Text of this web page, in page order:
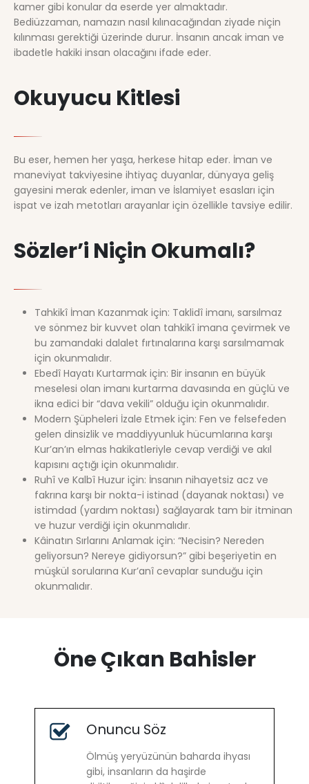
kamer gibi konular da eserde yer almaktadır.
Bediüzzaman, namazın nasıl kılınacağından ziyade niçin
kılınması gerektiği üzerinde durur. İnsanın ancak iman ve
ibadetle hakiki insan olacağını ifade eder.
Okuyucu Kitlesi
Bu eser, hemen her yaşa, herkese hitap eder. İman ve
maneviyat takviyesine ihtiyaç duyanlar, dünyaya geliş
gayesini merak edenler, iman ve İslamiyet esasları için
ispat ve izah metotları arayanlar için özellikle tavsiye edilir.
Sözler’i Niçin Okumalı?
Tahkikî İman Kazanmak için: Taklidî imanı, sarsılmaz
ve sönmez bir kuvvet olan tahkikî imana çevirmek ve
bu zamandaki dalalet fırtınalarına karşı sarsılmamak
için okunmalıdır.
Ebedî Hayatı Kurtarmak için: Bir insanın en büyük
meselesi olan imanı kurtarma davasında en güçlü ve
ikna edici bir “dava vekili” olduğu için okunmalıdır.
Modern Şüpheleri İzale Etmek için: Fen ve felsefeden
gelen dinsizlik ve maddiyyunluk hücumlarına karşı
Kur’an’ın elmas hakikatleriyle cevap verdiği ve akıl
kapısını açtığı için okunmalıdır.
Ruhî ve Kalbî Huzur için: İnsanın nihayetsiz acz ve
fakrına karşı bir nokta-i istinad (dayanak noktası) ve
istimdad (yardım noktası) sağlayarak tam bir itminan
ve huzur verdiği için okunmalıdır.
Kâinatın Sırlarını Anlamak için: “Necisin? Nereden
geliyorsun? Nereye gidiyorsun?” gibi beşeriyetin en
müşkül sorularına Kur’anî cevaplar sunduğu için
okunmalıdır.
Öne Çıkan Bahisler
Onuncu Söz
Ölmüş yeryüzünün baharda ihyası
gibi, insanların da haşirde